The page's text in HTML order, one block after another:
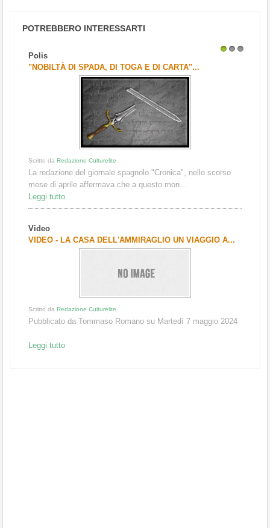
POTREBBERO INTERESSARTI
Polis
"NOBILTÀ DI SPADA, DI TOGA E DI CARTA"...
Scritto da Redazione Culturelite
La redazione del giornale spagnolo "Cronica", nello scorso
mese di aprile affermava che a questo mon...
Leggi tutto
Video
VIDEO - LA CASA DELL'AMMIRAGLIO UN VIAGGIO A...
Scritto da Redazione Culturelite
Pubblicato da Tommaso Romano su Martedì 7 maggio 2024
Leggi tutto